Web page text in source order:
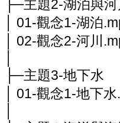
│ ├─主題2-湖泊與
│ │ 01-觀念1-湖泊
│ │ 02-觀念2-河川
│ ├─主題3-地下水
│ │ 01-觀念1-地下